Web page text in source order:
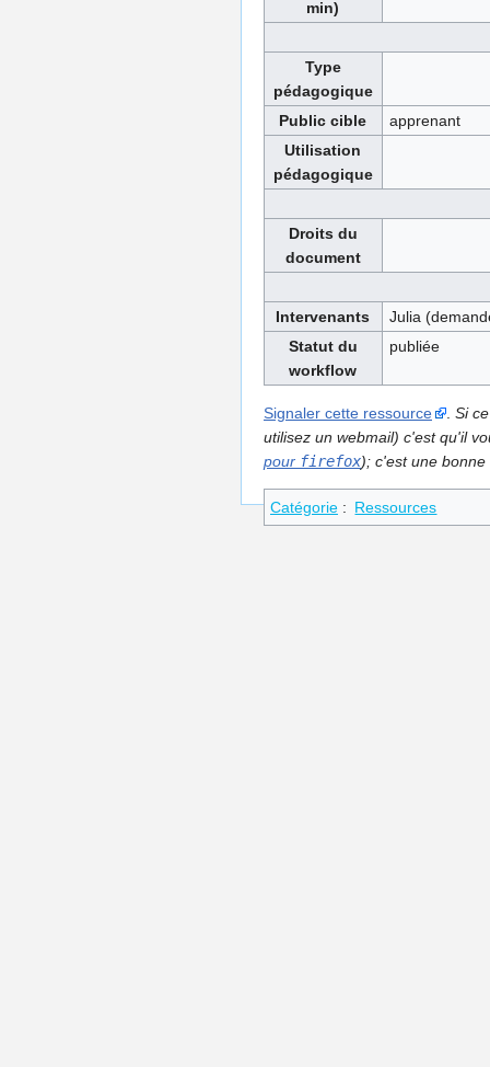
min)
Type
pédagogique
Public cible
apprenant
Utilisation
pédagogique
Droits du
document
Intervenants
Julia
Statut du
workflow
publiée
Signaler cette ressource . Si
utilisez un webmail) c'est qu'il
pour firefox); c'est une
Catégorie : Ressources